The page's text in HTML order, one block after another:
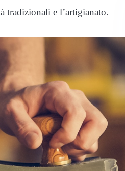
tradizionali e l’artigianato.